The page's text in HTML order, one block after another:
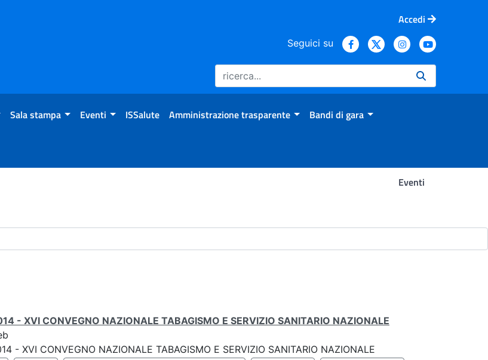
Accedi
Seguici su
Sala stampa Eventi ISSalute Amministrazione trasparente Bandi di gara
Eventi
- XVI CONVEGNO NAZIONALE TABAGISMO E SERVIZIO SANITARIO NAZIONALE
- XVI CONVEGNO NAZIONALE TABAGISMO E SERVIZIO SANITARIO NAZIONALE